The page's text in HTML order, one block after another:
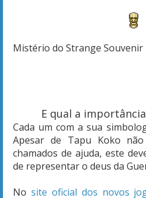
Mistério do Strange Souvenir
E qual a
Cada um com a sua
Apesar de Tapu Koko
chamados de ajuda, este
de representar o deus da
No site oficial dos novos